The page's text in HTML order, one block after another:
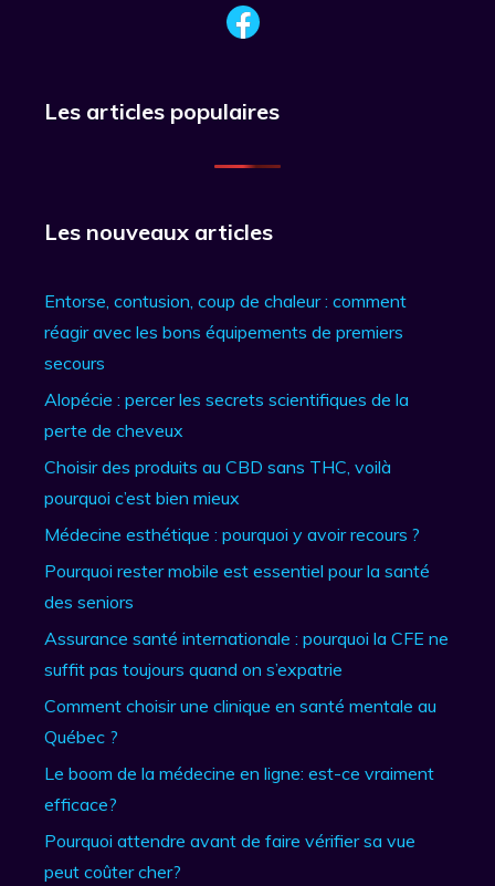
Les articles populaires
Les nouveaux articles
Entorse, contusion, coup de chaleur : comment
réagir avec les bons équipements de premiers
secours
Alopécie : percer les secrets scientifiques de la
perte de cheveux
Choisir des produits au CBD sans THC, voilà
pourquoi c’est bien mieux
Médecine esthétique : pourquoi y avoir recours ?
Pourquoi rester mobile est essentiel pour la santé
des seniors
Assurance santé internationale : pourquoi la CFE ne
suffit pas toujours quand on s’expatrie
Comment choisir une clinique en santé mentale au
Québec ?
Le boom de la médecine en ligne: est-ce vraiment
efficace?
Pourquoi attendre avant de faire vérifier sa vue
peut coûter cher?